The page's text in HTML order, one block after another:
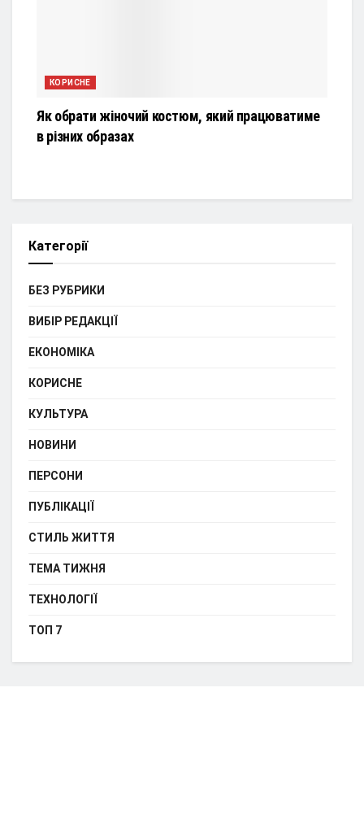
КОРИСНЕ
Як обрати жіночий костюм, який працюватиме
в різних образах
Категорії
БЕЗ РУБРИКИ
ВИБІР РЕДАКЦІЇ
ЕКОНОМІКА
КОРИСНЕ
КУЛЬТУРА
НОВИНИ
ПЕРСОНИ
ПУБЛІКАЦІЇ
СТИЛЬ ЖИТТЯ
ТЕМА ТИЖНЯ
ТЕХНОЛОГІЇ
ТОП 7